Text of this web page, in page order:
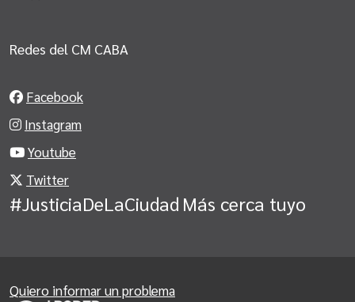
Redes del CM CABA
Facebook
Instagram
Youtube
Twitter
#JusticiaDeLaCiudad Más cerca tuyo
Quiero informar un problema